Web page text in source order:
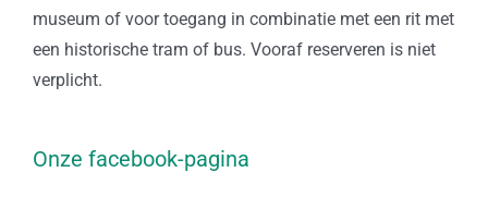
museum of voor toegang in combinatie met een rit met
een historische tram of bus. Vooraf reserveren is niet
verplicht.
Onze facebook-pagina